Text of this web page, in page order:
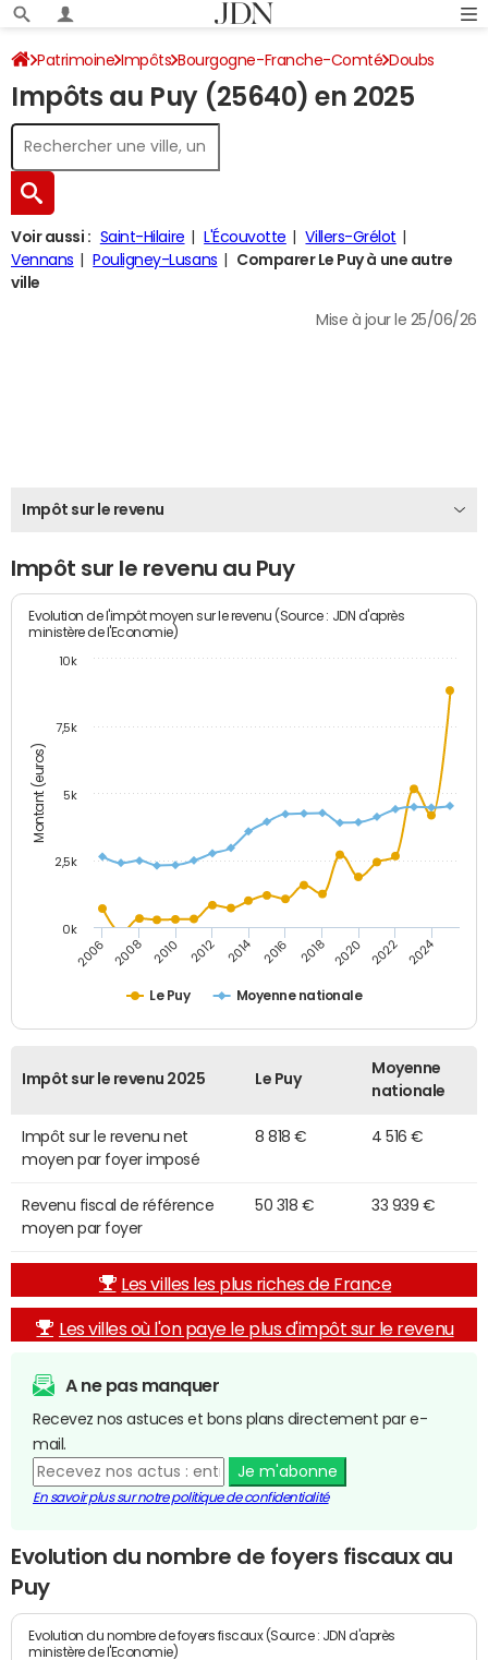
Patrimoine Impôts Bourgogne-Franche-Comté Doubs
Le Puy Impôt sur le revenu
Impôts au Puy (25640) en 2025
Voir aussi : Saint-Hilaire L'Écouvotte
Villers-Grélot
Vennans
Pouligney-Lusans
Comparer Le Puy à une autre
ville
Mise à jour le 25/06/26
Impôt sur le revenu
Impôt sur le revenu au Puy
Montant (euros)
Evolution de l'impôt moyen sur le revenu (Source : JDN d'après
ministère de l'Economie)
Le Puy Moyenne nationale
2006 2008 2010 2012 2014 2016 2018 2020 2022 2024
0k
2,5k
5k
7,5k
10k
Impôt sur le revenu 2025 Le Puy
Moyenne
nationale
Impôt sur le revenu net
moyen par foyer imposé
8 818 € 4 516 €
Revenu fiscal de référence
moyen par foyer
50 318 € 33 939 €
Les villes les plus riches de France
Les villes où l'on paye le plus d'impôt sur le revenu
A ne pas manquer
Recevez nos astuces et bons plans directement par e-
mail.
Je m'abonne
En savoir plus sur notre politique de confidentialité
Evolution du nombre de foyers fiscaux au
Puy
Evolution du nombre de foyers fiscaux (Source : JDN d'après
ministère de l'Economie)